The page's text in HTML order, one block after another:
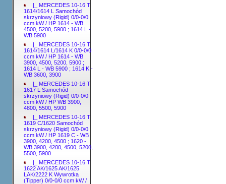
|_ MERCEDES 10-16 T
1614/1614 L Samochód
skrzyniowy (Rigid) 0/0-0/0
ccm kW / HP 1614 - WB
4500, 5200, 5900 ; 1614 L -
WB 5900
|_ MERCEDES 10-16 T
1614/1614 L/1614 K 0/0-0/0
ccm kW / HP 1614 - WB
3900, 4500, 5200, 5900 ;
1614 L - WB 5900 ; 1614 K -
WB 3600, 3900
|_ MERCEDES 10-16 T
1617 L Samochód
skrzyniowy (Rigid) 0/0-0/0
ccm kW / HP WB 3900,
4800, 5500, 5900
|_ MERCEDES 10-16 T
1619 C/1620 Samochód
skrzyniowy (Rigid) 0/0-0/0
ccm kW / HP 1619 C - WB
3900, 4200, 4500 ; 1620 -
WB 3900, 4200, 4500, 5200,
5500, 5900
|_ MERCEDES 10-16 T
1622 AK/1625 AK/1625
LAK/2222 K Wywrotka
(Tipper) 0/0-0/0 ccm kW /